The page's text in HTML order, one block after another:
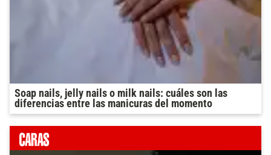
Soap nails, jelly nails o milk nails: cuáles son las
diferencias entre las manicuras del momento